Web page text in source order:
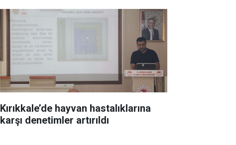
Kırıkkale’de hayvan hastalıklarına
karşı denetimler artırıldı